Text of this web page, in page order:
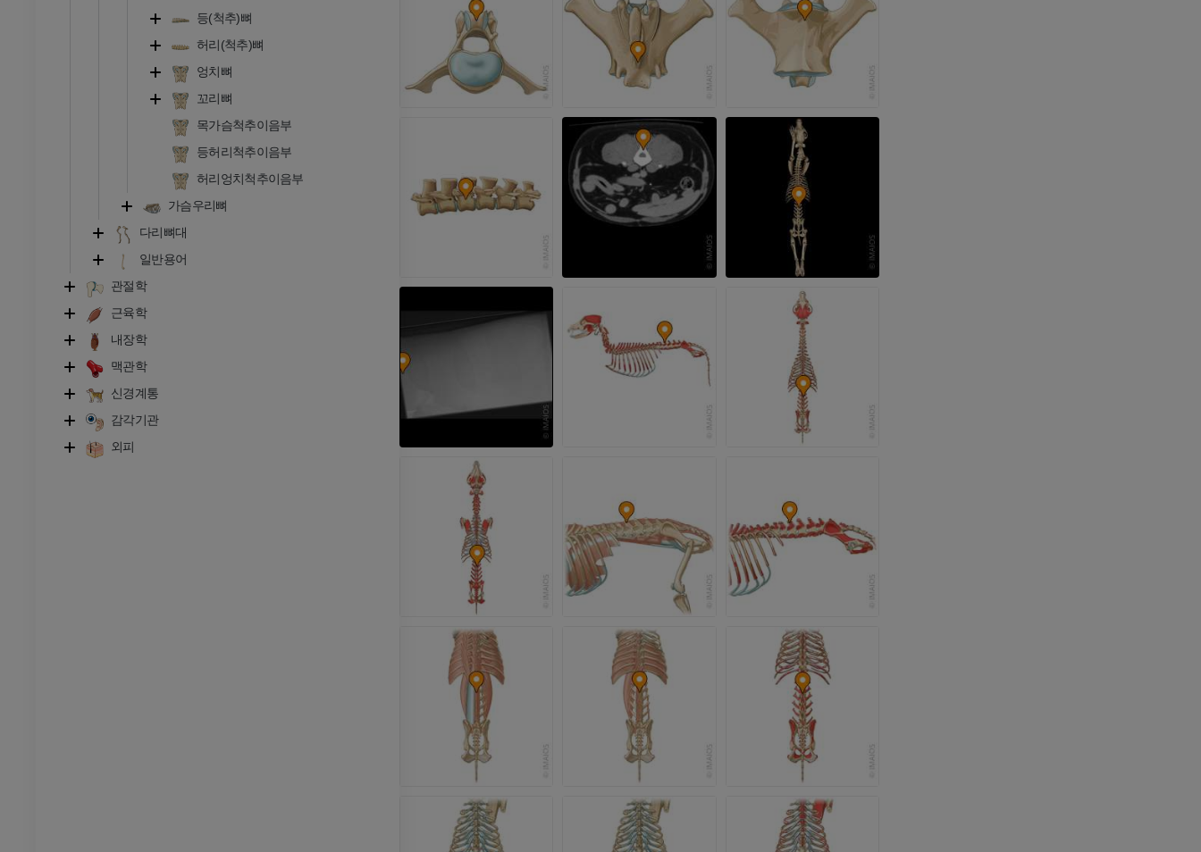
등(척추)뼈
허리(척추)뼈
엉치뼈
꼬리뼈
목가슴척추이음부
등허리척추이음부
허리엉치척추이음부
가슴우리뼈
다리뼈대
일반용어
관절학
근육학
내장학
맥관학
신경계통
감각기관
외피